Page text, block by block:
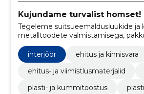
Kujundame turvalist homset!
Tegeleme suitsueemaldusluukide ja
metalltoodete valmistamisega,
katusekupleid, lintaknaid ning valgust
kattematerjale.
interjöör
ehitus ja kinnisvara
ehitus- ja viimistlusmaterjalid
plasti- ja kummitööstus